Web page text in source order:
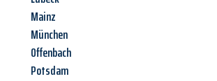
Mainz
München
Offenbach
Potsdam